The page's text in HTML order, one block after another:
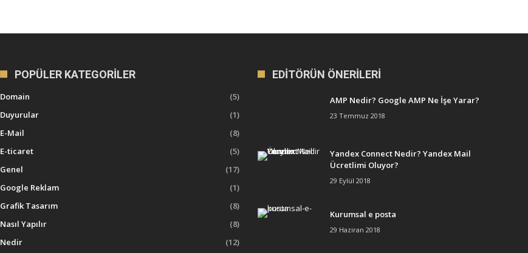
POPÜLER KATEGORILER
Domain
(5)
Duyurular
(1)
E-Mail
(8)
E-ticaret
(5)
Genel
(17)
Google Reklam
(1)
Grafik Tasarım
(8)
Nasıl Yapılır
(8)
Nedir
(12)
EDITÖRÜN ÖNERILERI
AMP Nedir? Google AMP Ne İşe Yarar?
23 Temmuz 2018
Yandex Connect Nedir? Yandex Mail
Ücretlimi Oluyor?
29 Eylül 2018
Kurumsal e posta
29 Haziran 2018